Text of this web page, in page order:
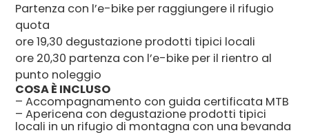
Partenza con l’e-bike per raggiungere il rifugio
quota
ore 19,30 degustazione prodotti tipici locali
ore 20,30 partenza con l’e-bike per il rientro al
punto noleggio
COSA È INCLUSO
– Accompagnamento con guida certificata MTB
– Apericena con degustazione prodotti tipici
locali in un rifugio di montagna con una bevanda